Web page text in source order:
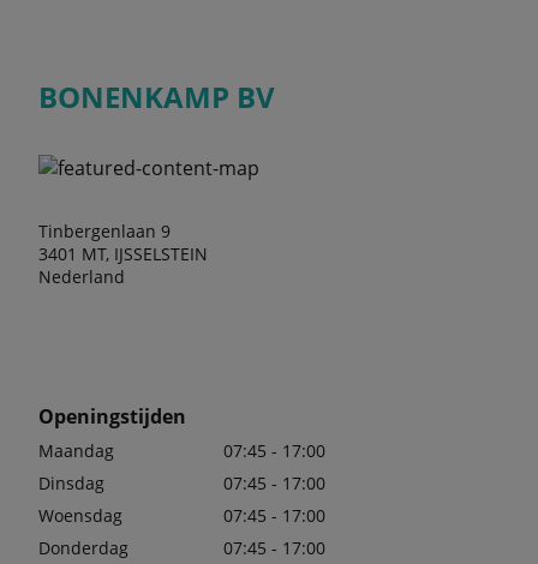
BONENKAMP BV
Tinbergenlaan 9
3401 MT, IJSSELSTEIN
Nederland
Openingstijden
Maandag
07:45 - 17:00
Dinsdag
07:45 - 17:00
Woensdag
07:45 - 17:00
Donderdag
07:45 - 17:00